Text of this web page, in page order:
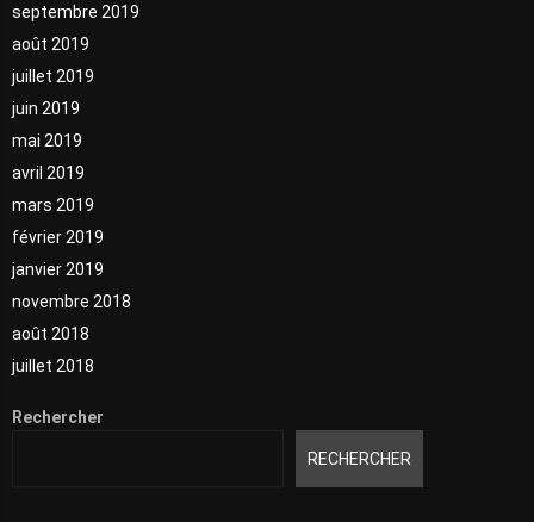
septembre 2019
août 2019
juillet 2019
juin 2019
mai 2019
avril 2019
mars 2019
février 2019
janvier 2019
novembre 2018
août 2018
juillet 2018
Rechercher
RECHERCHER